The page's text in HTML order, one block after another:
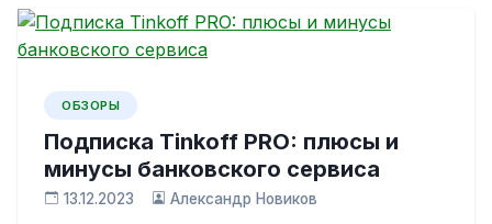
ОБЗОРЫ
Подписка Tinkoff PRO: плюсы и
минусы банковского сервиса
13.12.2023 Александр Новиков